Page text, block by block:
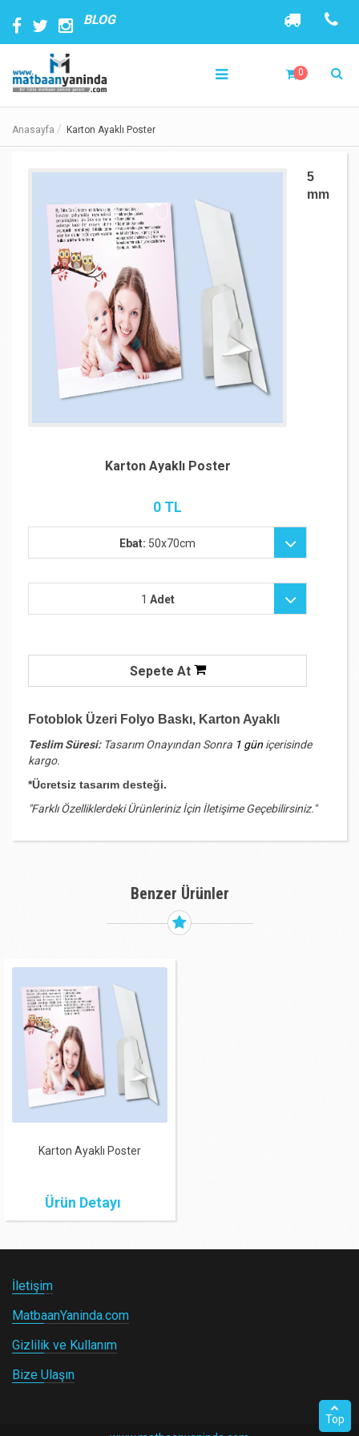
BLOG
0
Anasayfa Karton Ayaklı Poster
Karton Ayaklı Poster
0 TL
Ebat: 50x70cm
1 Adet
Sepete At
5
mm
Fotoblok Üzeri Folyo Baskı, Karton Ayaklı
Teslim Süresi:Tasarım Onayından Sonra 1 gün içerisinde
kargo.
*Ücretsiz tasarım desteği.
"Farklı Özelliklerdeki Ürünleriniz İçin İletişime Geçebilirsiniz."
Benzer Ürünler
Karton Ayaklı Poster
Ürün Detayı
İletişim
MatbaanYaninda.com
Gizlilik ve Kullanım
Bize Ulaşın
Top